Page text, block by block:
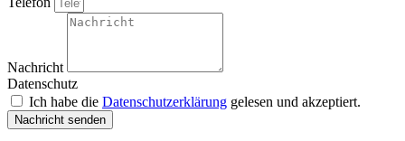
Nachricht
Datenschutz
Ich habe die Datenschutzerklärung gelesen und akzeptiert.
Nachricht senden